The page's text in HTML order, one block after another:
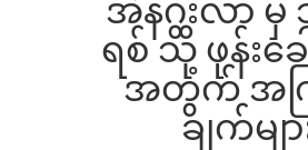
အဲန်ဂွီးလာ
ရစ် သို့ ဖုန်းခေ
အတွက် အက
ချက်မျာ